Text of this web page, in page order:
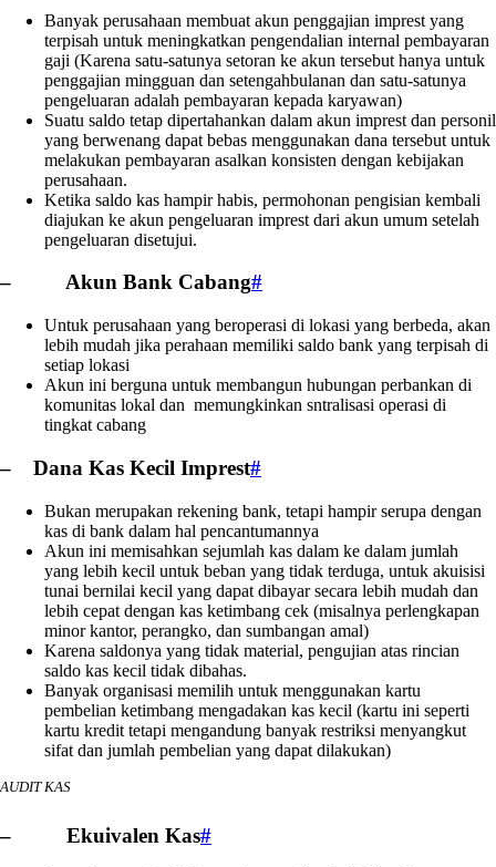
Banyak perusahaan membuat akun penggajian imprest yang
terpisah untuk meningkatkan pengendalian internal pembayaran
gaji (Karena satu-satunya setoran ke akun tersebut hanya untuk
penggajian mingguan dan setengahbulanan dan satu-satunya
pengeluaran adalah pembayaran kepada karyawan)
Suatu saldo tetap dipertahankan dalam akun imprest dan personil
yang berwenang dapat bebas menggunakan dana tersebut untuk
melakukan pembayaran asalkan konsisten dengan kebijakan
perusahaan.
Ketika saldo kas hampir habis, permohonan pengisian kembali
diajukan ke akun pengeluaran imprest dari akun umum setelah
pengeluaran disetujui.
– Akun Bank Cabang#
Untuk perusahaan yang beroperasi di lokasi yang berbeda, akan
lebih mudah jika perahaan memiliki saldo bank yang terpisah di
setiap lokasi
Akun ini berguna untuk membangun hubungan perbankan di
komunitas lokal dan memungkinkan sntralisasi operasi di
tingkat cabang
– Dana Kas Kecil Imprest#
Bukan merupakan rekening bank, tetapi hampir serupa dengan
kas di bank dalam hal pencantumannya
Akun ini memisahkan sejumlah kas dalam ke dalam jumlah
yang lebih kecil untuk beban yang tidak terduga, untuk akuisisi
tunai bernilai kecil yang dapat dibayar secara lebih mudah dan
lebih cepat dengan kas ketimbang cek (misalnya perlengkapan
minor kantor, perangko, dan sumbangan amal)
Karena saldonya yang tidak material, pengujian atas rincian
saldo kas kecil tidak dibahas.
Banyak organisasi memilih untuk menggunakan kartu
pembelian ketimbang mengadakan kas kecil (kartu ini seperti
kartu kredit tetapi mengandung banyak restriksi menyangkut
sifat dan jumlah pembelian yang dapat dilakukan)
AUDIT KAS
– Ekuivalen Kas#